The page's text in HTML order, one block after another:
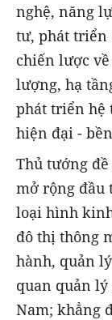
nghệ, năng
tư, phát triển
chiến lược
lượng, hạ
phát triển hệ
hiện đại -
Thủ tướng
mở rộng đầu
loại hình
đô thị thông
hành, quản
quan quản
Nam; khẳng